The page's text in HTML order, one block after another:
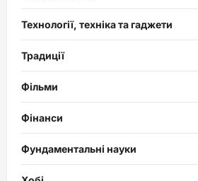
Технології, техніка та гаджети
Традиції
Фільми
Фінанси
Фундаментальні науки